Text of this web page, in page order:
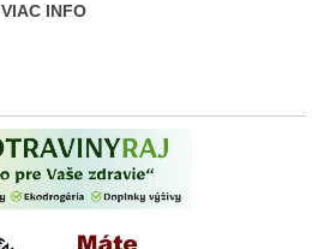
VIAC INFO